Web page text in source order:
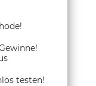
testen!